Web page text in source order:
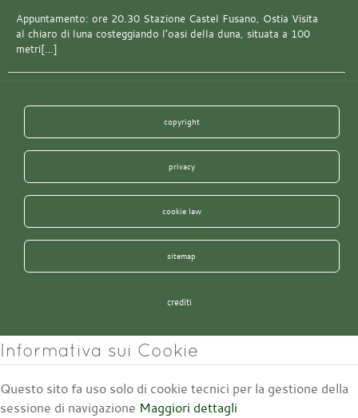
Appuntamento: ore 20.30 Stazione Castel Fusano, Ostia Visita
al chiaro di luna costeggiando l’oasi della duna, situata a 100
metri[…]
copyright
privacy
cookie law
sitemap
crediti
Informativa sui Cookie
Questo sito fa uso solo di cookie tecnici per la gestione della
sessione di navigazione Maggiori dettagli